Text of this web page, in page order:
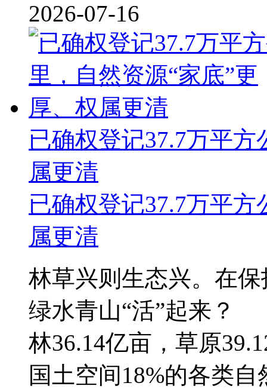
2026-07-16
已确权登记37.7万平
属更清
已确权登记37.7万平
属更清
林草兴则生态兴。在
绿水青山“活”起来？
林36.14亿亩，草原
国土空间18%的各类